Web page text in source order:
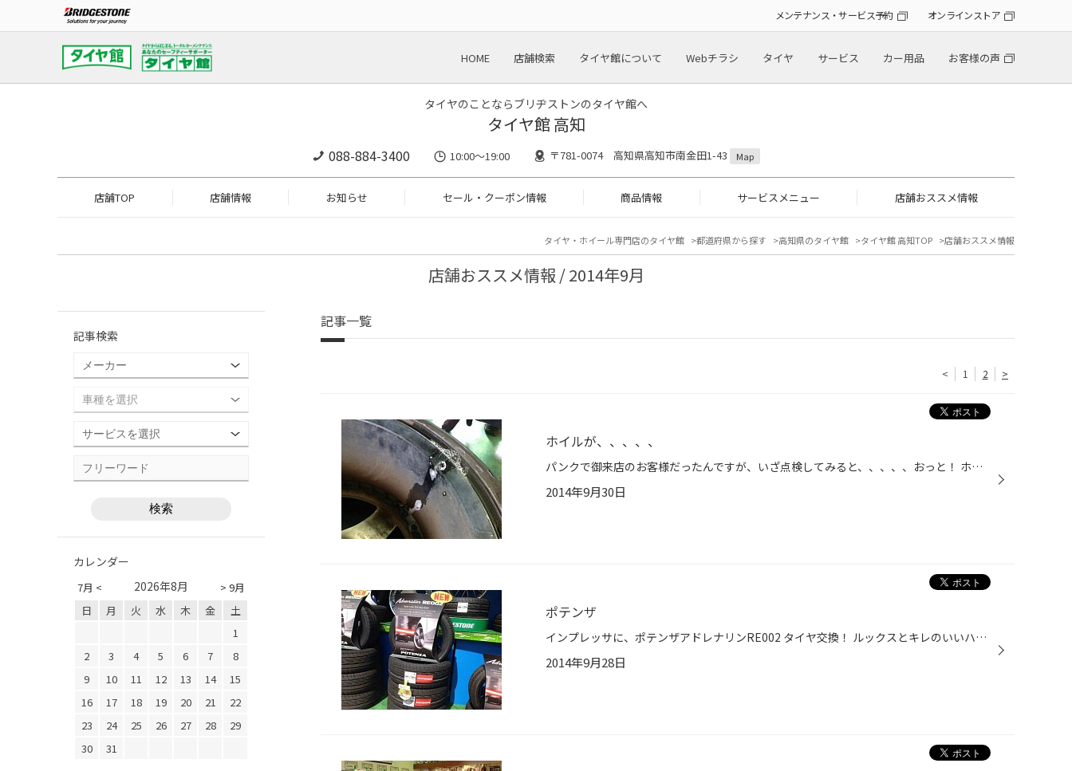
メンテナンス・サービス予約 オンラインストア
HOME 店舗検索 タイヤ館について Webチラシ タイヤ サービス カー用品 お客様の声
タイヤのことならブリヂストンのタイヤ館へ
タイヤ館 高知
088-884-3400 10:00〜19:00 〒781-0074 高知県高知市南金田1-43 Map
店舗TOP 店舗情報 お知らせ セール・クーポン情報 商品情報 サービスメニュー 店舗おススメ情報
タイヤ・ホイール専門店のタイヤ館 都道府県から探す 高知県のタイヤ館 タイヤ館 高知TOP 店舗おススメ情報
店舗おススメ情報 / 2014年9月
記事一覧
< 1 2 >
ホイルが、、、、、
パンクで御来店のお客様だったんですが、いざ点検してみると、、、、、おっと！ ホイルが割れてる(°_°) お客様に聞いてみると心当たりがあったみたいです(´･Д･) というわけで修理しました！！ あくまで応急処置ですがとりあえず治りました(・Д・)ノ 今後の経過を見守って行きたいと思います
2014年9月30日
ポテンザ
インプレッサに、ポテンザアドレナリンRE002 タイヤ交換！ ルックスとキレのいいハンドリング文句無し！ 流石、 史上最強 ポテンザ。
2014年9月28日
記事検索
カレンダー
7月 < > 9月
2026年8月
日 月 火 水 木 金
土
1
2
3 4 5 6 7
8
9
10 11 12 13 14
15
16
17 18 19 20 21
22
23
24 25 26 27 28
29
30
31